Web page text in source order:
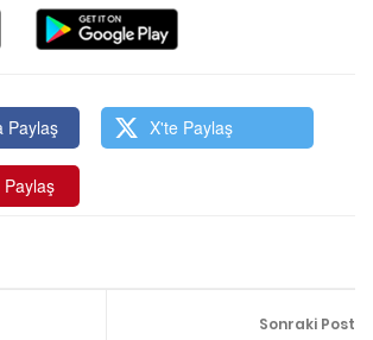
Paylaş
X'te Paylaş
Sonraki Post